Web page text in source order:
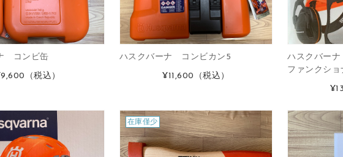
コンビ缶
（税込）
ハスクバーナ コンビカン5
¥11,600 （税込）
ハスクバー
ファンクショ
在庫僅少